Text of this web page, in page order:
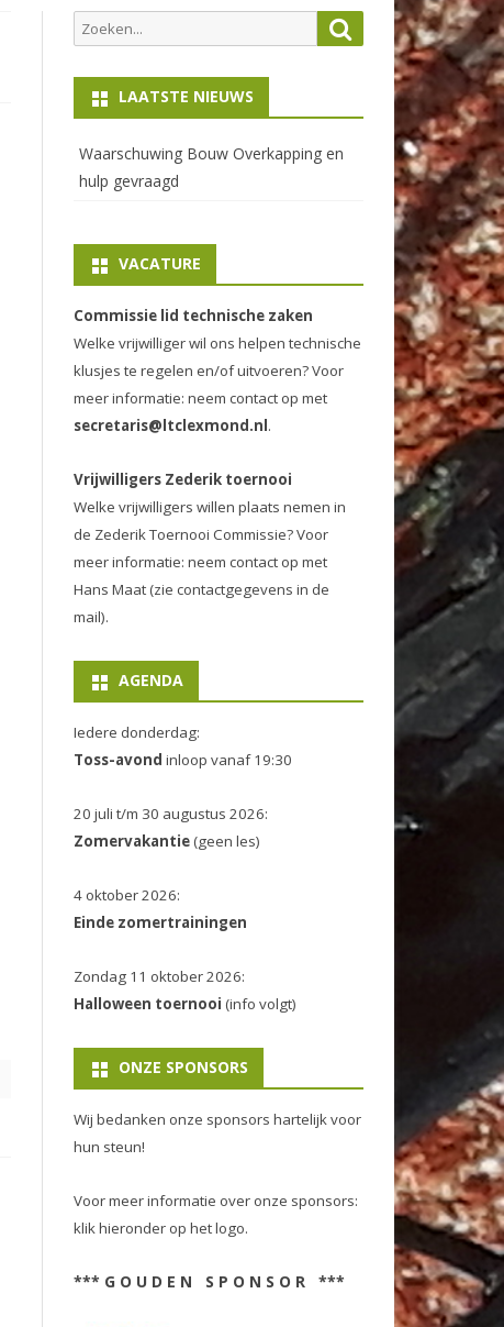
Zoeken
naar:
Zoeken
LAATSTE NIEUWS
Waarschuwing Bouw Overkapping en
hulp gevraagd
VACATURE
Commissie lid technische zaken
Welke vrijwilliger wil ons helpen technische
klusjes te regelen en/of uitvoeren? Voor
meer informatie: neem contact op met
secretaris@ltclexmond.nl .
Vrijwilligers Zederik toernooi
Welke vrijwilligers willen plaats nemen in
de Zederik Toernooi Commissie? Voor
meer informatie: neem contact op met
Hans Maat (zie contactgegevens in de
mail).
AGENDA
Iedere donderdag:
Toss-avond inloop vanaf 19:30
20 juli t/m 30 augustus 2026:
Zomervakantie(geen les)
4 oktober 2026:
Einde zomertrainingen
Zondag 11 oktober 2026:
Halloween toernooi (info volgt)
ONZE SPONSORS
Wij bedanken onze sponsors hartelijk voor
hun steun!
Voor meer informatie over onze sponsors:
klik hieronder op het logo.
*** G O U D E N S P O N S O R ***